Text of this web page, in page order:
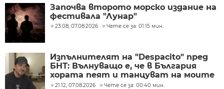
Започва второто морско издание на
фестивала "Лунар"
23:08, 07.08.2026 Чете се за: 01:15 мин.
Изпълнителят на "Despacito" пред
БНТ: Вълнуващо е, че в България
хората пеят и танцуват на моите
песни
21:12, 07.08.2026 Чете се за: 00:40 мин.